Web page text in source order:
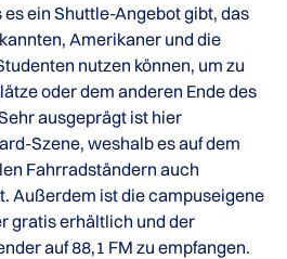
ein Shuttle-Angebot gibt, das
Amerikaner und die
nutzen können, um zu
oder dem anderen Ende des
ausgeprägt ist hier
Szene, weshalb es auf dem
Fahrradständern auch
Außerdem ist die campuseigene
gratis erhältlich und der
auf 88,1 FM zu empfangen.